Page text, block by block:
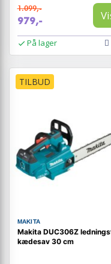
1.099,-
979,-
På lager
TILBUD
MAKITA
Makita DUC306Z
kædesav 30 cm